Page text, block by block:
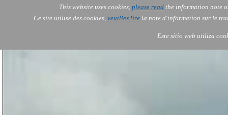
This website uses cookies, please read the information note
Ce site utilise des cookies,veuillez lirela note d'information sur le
Este sitio web utiliza
AOLONE Services